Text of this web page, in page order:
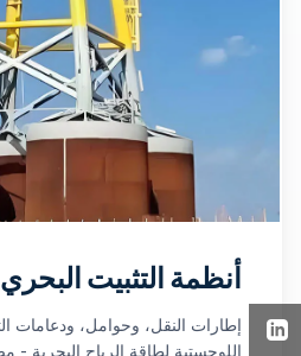
أنظمة التثبيت البحري
إطارات النقل، وحوامل، ودعامات
اللوجستية لطاقة الرياح البحرية